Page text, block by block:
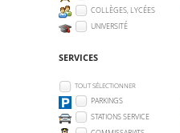
COLLÈGES, LYCÉES
UNIVERSITÉ
SERVICES
TOUT SÉLECTIONNER
PARKINGS
STATIONS SERVICE